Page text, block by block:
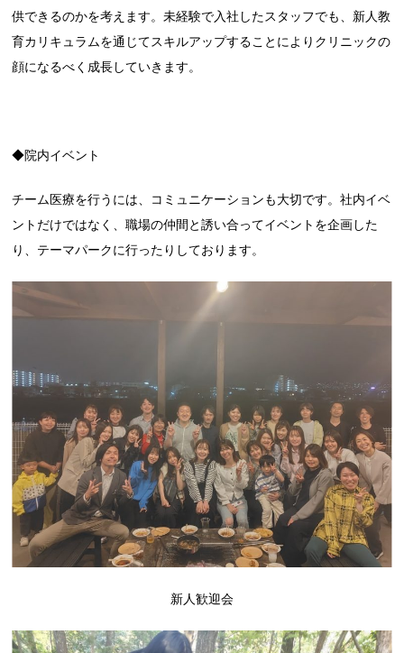
供できるのかを考えます。未経験で入社したスタッフでも、新人教
育カリキュラムを通じてスキルアップすることによりクリニックの
顔になるべく成長していきます。
◆院内イベント
チーム医療を行うには、コミュニケーションも大切です。社内イベ
ントだけではなく、職場の仲間と誘い合ってイベントを企画した
り、テーマパークに行ったりしております。
新人歓迎会